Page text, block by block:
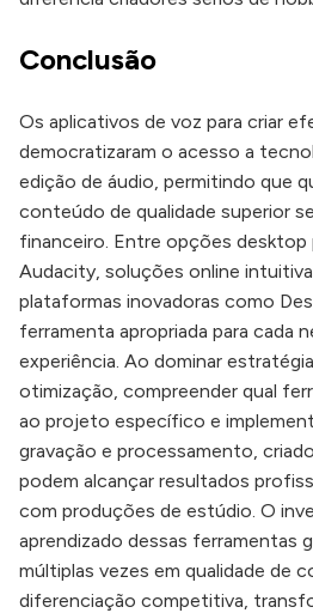
Conclusão
Os aplicativos de voz para criar
democratizaram o acesso a
edição de áudio, permitindo que
conteúdo de qualidade superior
financeiro. Entre opções
Audacity, soluções online
plataformas inovadoras como
ferramenta apropriada para cada
experiência. Ao dominar
otimização, compreender qual
ao projeto específico e
gravação e processamento,
podem alcançar resultados
com produções de estúdio. O
aprendizado dessas ferramentas
múltiplas vezes em qualidade de
diferenciação competitiva,